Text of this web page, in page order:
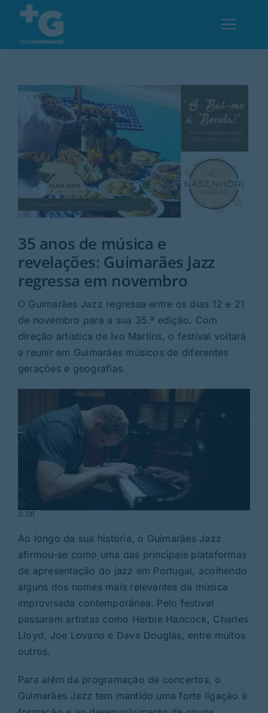
content
Desporto
Rubricas
Jornal
Revista
35 anos de música e
revelações: Guimarães Jazz
regressa em novembro
O Guimarães Jazz regressa entre os dias 12 e 21
de novembro para a sua 35.ª edição. Com
direção artística de Ivo Martins, o festival voltará
a reunir em Guimarães músicos de diferentes
gerações e geografias.
© DR
Ao longo da sua história, o Guimarães Jazz
afirmou-se como uma das principais plataformas
de apresentação do jazz em Portugal, acolhendo
alguns dos nomes mais relevantes da música
improvisada contemporânea. Pelo festival
passaram artistas como Herbie Hancock, Charles
Lloyd, Joe Lovano e Dave Douglas, entre muitos
outros.
Para além da programação de concertos, o
Guimarães Jazz tem mantido uma forte ligação à